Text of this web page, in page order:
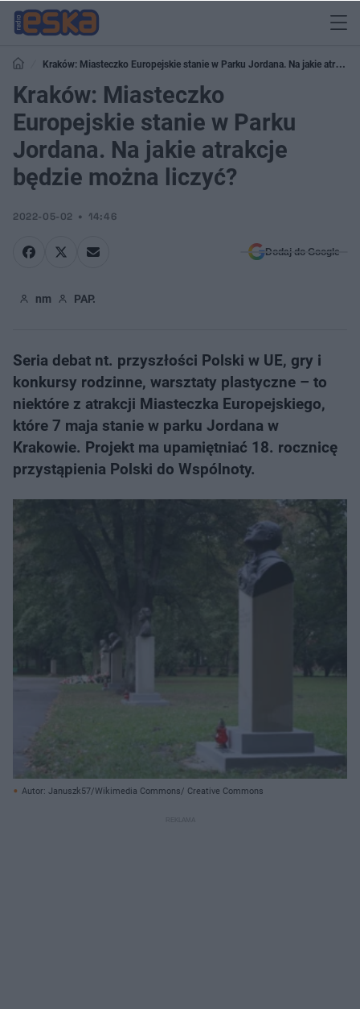
Kraków: Miasteczko Europejskie stanie w Parku Jordana. Na jakie atrakcje
będzie można liczyć?
Kraków: Miasteczko
Europejskie stanie w Parku
Jordana. Na jakie atrakcje
będzie można liczyć?
2022-05-02 14:46
Dodaj do Google
nm PAP.
Seria debat nt. przyszłości Polski w UE, gry i
konkursy rodzinne, warsztaty plastyczne – to
niektóre z atrakcji Miasteczka Europejskiego,
które 7 maja stanie w parku Jordana w
Krakowie. Projekt ma upamiętniać 18. rocznicę
przystąpienia Polski do Wspólnoty.
Autor: Januszk57/Wikimedia Commons/ Creative Commons